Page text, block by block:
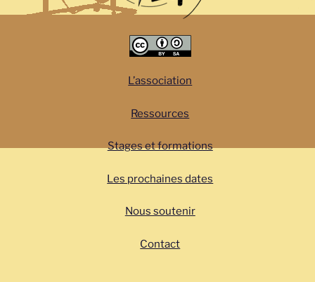
L’association
Ressources
Stages et formations
Les prochaines dates
Nous soutenir
Contact